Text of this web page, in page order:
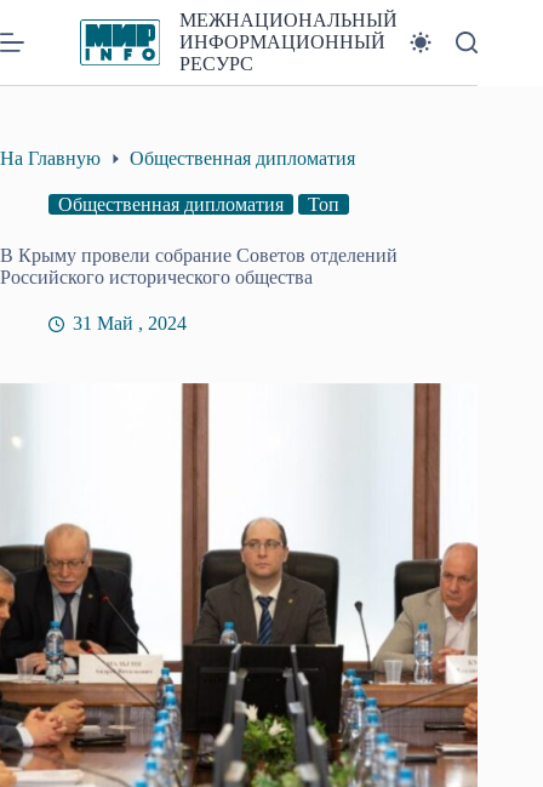
к
сути
МЕЖНАЦИОНАЛЬНЫЙ
ИНФОРМАЦИОННЫЙ
РЕСУРС
На Главную Общественная дипломатия
Общественная дипломатия Топ
В Крыму провели собрание Советов отделений
Российского исторического общества
31 Май , 2024